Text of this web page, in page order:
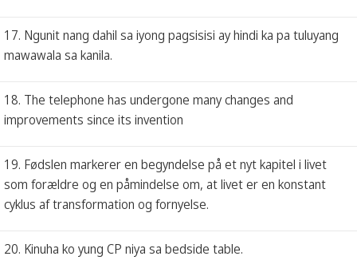
17. Ngunit nang dahil sa iyong pagsisisi ay hindi ka pa tuluyang
mawawala sa kanila.
18. The telephone has undergone many changes and
improvements since its invention
19. Fødslen markerer en begyndelse på et nyt kapitel i livet
som forældre og en påmindelse om, at livet er en konstant
cyklus af transformation og fornyelse.
20. Kinuha ko yung CP niya sa bedside table.